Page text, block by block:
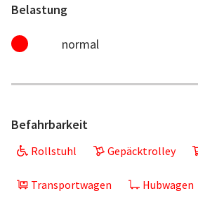
Belastung
normal
Befahrbarkeit
Rollstuhl Gepäcktrolley
Transportwagen Hubwagen